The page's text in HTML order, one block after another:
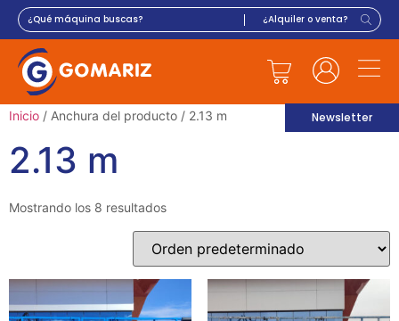
Newsletter
Inicio / Anchura del producto / 2.13 m
2.13 m
Mostrando los 8 resultados